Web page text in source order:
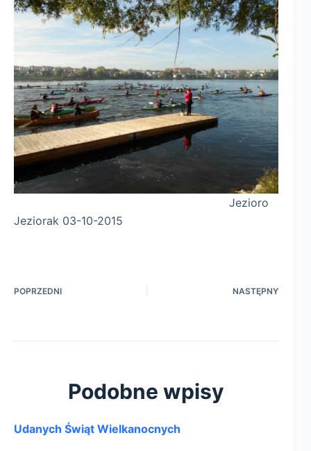
Jezioro
Jeziorak 03-10-2015
POPRZEDNI NASTĘPNY
Podobne wpisy
Udanych Świąt Wielkanocnych